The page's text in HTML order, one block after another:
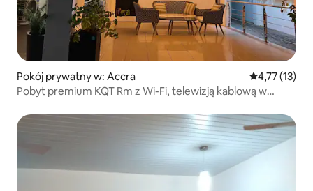
Pokój prywatny w: Accra Średnia
4,77 (13)
Pobyt premium KQT Rm z Wi-Fi, telewizją kablową w